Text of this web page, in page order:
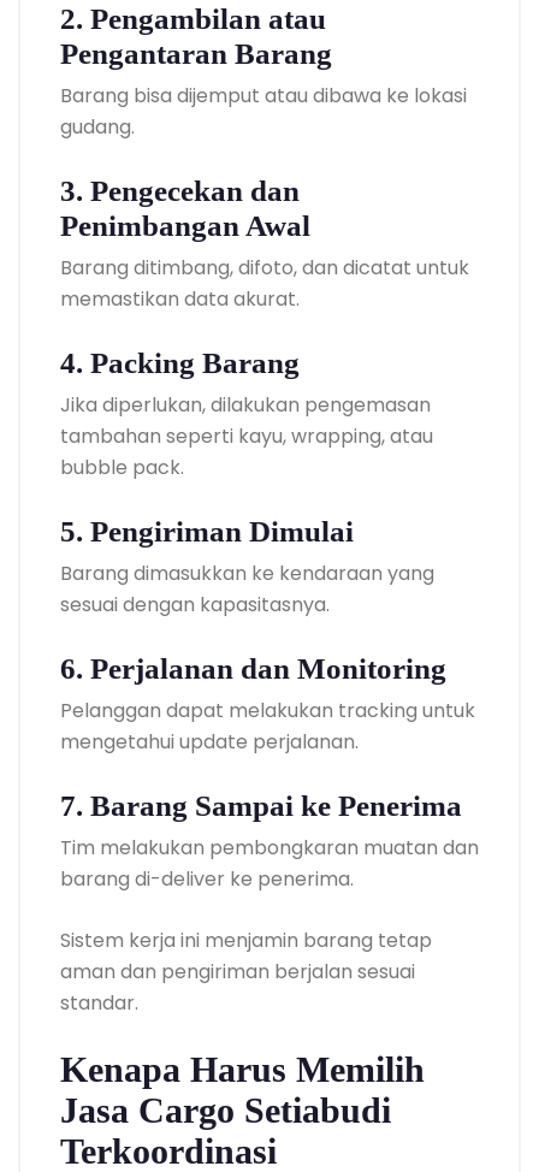
2. Pengambilan atau
Pengantaran Barang
Barang bisa dijemput atau dibawa ke lokasi
gudang.
3. Pengecekan dan
Penimbangan Awal
Barang ditimbang, difoto, dan dicatat untuk
memastikan data akurat.
4. Packing Barang
Jika diperlukan, dilakukan pengemasan
tambahan seperti kayu, wrapping, atau
bubble pack.
5. Pengiriman Dimulai
Barang dimasukkan ke kendaraan yang
sesuai dengan kapasitasnya.
6. Perjalanan dan Monitoring
Pelanggan dapat melakukan tracking untuk
mengetahui update perjalanan.
7. Barang Sampai ke Penerima
Tim melakukan pembongkaran muatan dan
barang di-deliver ke penerima.
Sistem kerja ini menjamin barang tetap
aman dan pengiriman berjalan sesuai
standar.
Kenapa Harus Memilih
Jasa Cargo Setiabudi
Terkoordinasi